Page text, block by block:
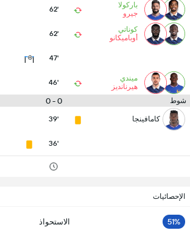
باركولا
جيرو
62'
كوناتي
أوباميكانو
62'
47'
ميندي
هيرنانديز
46'
شوط 0 - 0
كامافينجا 39'
36'
الإحصائيات
51% الاستحواذ